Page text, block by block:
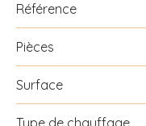
Référence
Pièces
Surface
Type de chauffage